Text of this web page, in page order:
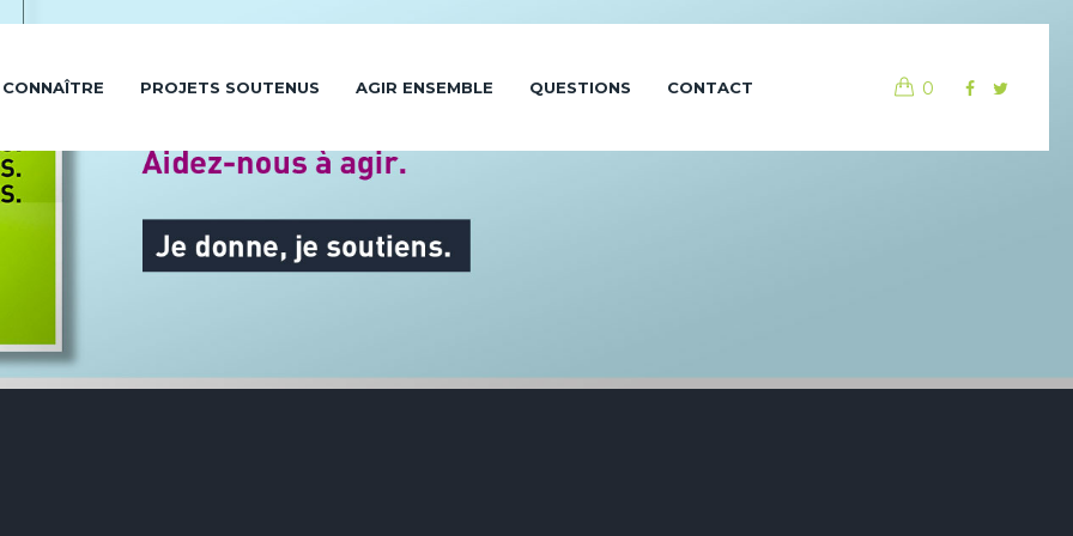
0
PROJETS SOUTENUS AGIR ENSEMBLE QUESTIONS CONTACT